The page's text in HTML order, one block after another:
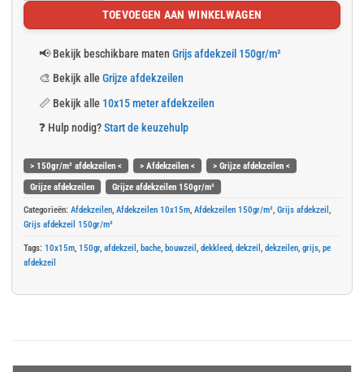
TOEVOEGEN AAN WINKELWAGEN
📢 Bekijk beschikbare maten Grijs afdekzeil 150gr/m²
🎨 Bekijk alleGrijze afdekzeilen
📏 Bekijk alle 10x15 meter afdekzeilen
❓ Hulp nodig? Start de keuzehulp
> 150gr/m² afdekzeilen < > Afdekzeilen <
> Grijze afdekzeilen <
Grijze afdekzeilen
Grijze afdekzeilen 150gr/m²
Categorieën: Afdekzeilen, Afdekzeilen 10x15m, Afdekzeilen 150gr/m², Grijs afdekzeil ,
Grijs afdekzeil 150gr/m²
Tags: 10x15m, 150gr, afdekzeil , bache, bouwzeil , dekkleed, dekzeil , dekzeilen, grijs, pe
afdekzeil